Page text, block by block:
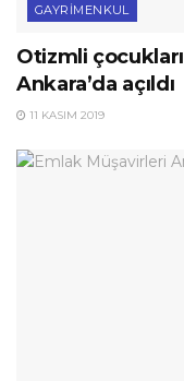
GAYRIMENKUL
Otizmli
Ankara’da açıldı
11 KASIM 2019